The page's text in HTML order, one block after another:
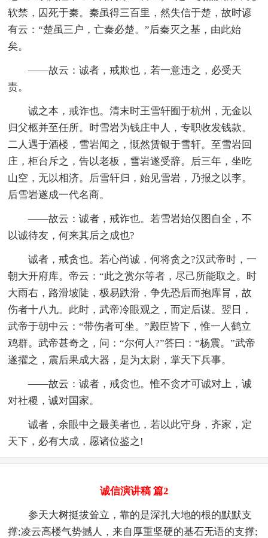
软禁，囚死于秦。秦虽得三百里，然失信于楚，故时谚
有云：“楚虽三户，亡秦必楚。”后秦灭之基，由此始
矣。
——故云：诚者，戒欺也，若一意违之，必受天
责。
诚之本，戒诈也。清末时王雪轩囿于杭州，无金以
归父柩并至任所。时雪岩为钱庄中人，专职收发钱款。
二人遇于酒楼，雪岩闻之，慨然赁银于雪轩。至雪岩回
庄，柜台斥之，告以老板，雪岩遂受辞。后三年，坐吃
山空，无以相济。后雪轩归，始见雪岩，乃报之以李。
后雪岩遂成一代名商。
——故云：诚者，戒诈也。若雪岩始仅图自全，不
以诚待友，何来其后之成也?
诚者，戒贪也。若心尚诚，何将贪之?汉武帝时，一
朝大开府库。帝云：“此之赏尔等者，尽己所能取之。时
大雨右，路滑坡陡，极易跌滑，争先恐后而抱库肙，故
伤者十八九。此时，武帝冷眼观之，而定后谋。翌日，
武帝于朝中云：“带伤者可坐。”殿臣皆下，惟一人鹤立
鸡群。武帝甚奇之，问：“尔何人?”答曰：“杨震。”武帝
遂擢之，震后果成大器，是为太尉，掌天下兵事。
——故云：诚者，戒贪也。惟不贪才可诚对上，诚
对社稷，诚对国家。
诚者，余眼中之最美者也，若以此守身，齐家，定
天下，必有大成，愿诸位鉴之!
诚信演讲稿 篇2
参天大树挺拔耸立，靠的是深扎大地的根的默默支
撑;凌云高楼气势撼人，来自厚重坚硬的基石无语的支撑;